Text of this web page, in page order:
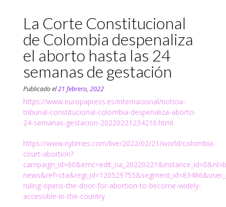
La Corte Constitucional
de Colombia despenaliza
el aborto hasta las 24
semanas de gestación
Publicado el21 febrero, 2022
https://www.europapress.es/internacional/noticia-
tribunal-constitucional-colombia-despenaliza-aborto-
24-semanas-gestacion-20220221234216.html
https://www.nytimes.com/live/2022/02/21/world/colombia-
court-abortion?
ruling-opens-the-door-for-abortion-to-become-widely-
accessible-in-the-country